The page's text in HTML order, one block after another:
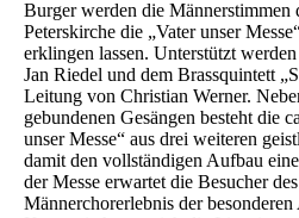
Burger werden die Männerstimmen
Peterskirche die „Vater unser
erklingen lassen. Unterstützt
Jan Riedel und dem Brassquintett
Leitung von Christian Werner.
gebundenen Gesängen besteht die
unser Messe“ aus drei weiteren
damit den vollständigen Aufbau
der Messe erwartet die Besucher
Männerchorerlebnis der